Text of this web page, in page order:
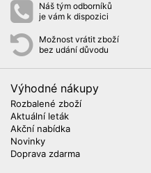
Náš tým odborníků
je vám k dispozici
Možnost vrátit zboží
bez udání důvodu
Výhodné nákupy
Rozbalené zboží
Aktuální leták
Akční nabídka
Novinky
Doprava zdarma